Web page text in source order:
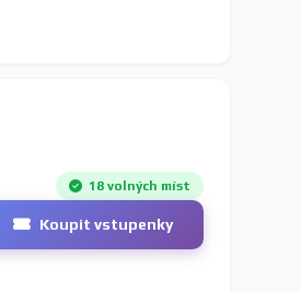
18 volných míst
Koupit vstupenky